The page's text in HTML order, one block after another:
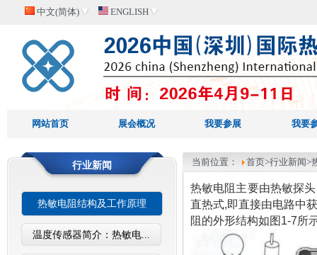
中文(简体) ENGLISH
网站首页 展会概况 我要参展 我要
行业新闻
热敏电阻结构及工作原理
温度传感器简介：热敏电...
当前位置： 首页>行业新闻>
热敏电阻主要由热敏探
直热式,即直接由电路中
阻的外形结构如图1-7所